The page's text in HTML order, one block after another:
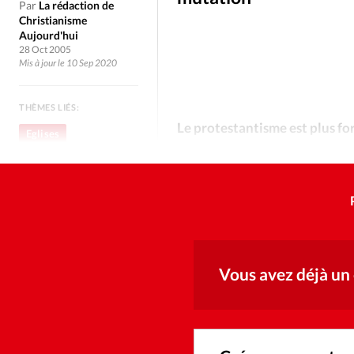
Génération réveil
Publireportage
Vie
Par La rédaction de
Christianisme
Aujourd'hui
28 Oct 2005
Mis à jour le 10 Sep 2020
THÈMES LIÉS:
Eglises
Le protestantisme est plus
Vous avez déjà